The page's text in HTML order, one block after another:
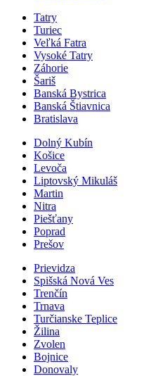
Tatry
Turiec
Veľká Fatra
Vysoké Tatry
Záhorie
Šariš
Banská Bystrica
Banská Štiavnica
Bratislava
Dolný Kubín
Košice
Levoča
Liptovský Mikuláš
Martin
Nitra
Piešťany
Poprad
Prešov
Prievidza
Spišská Nová Ves
Trenčín
Trnava
Turčianske Teplice
Žilina
Zvolen
Bojnice
Donovaly